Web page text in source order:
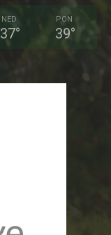
NED
37°
PON
39°